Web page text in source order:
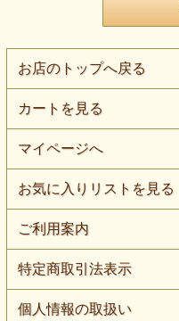
お店のトップへ戻る
カートを見る
マイページへ
お気に入りリストを見る
ご利用案内
特定商取引法表示
個人情報の取扱い